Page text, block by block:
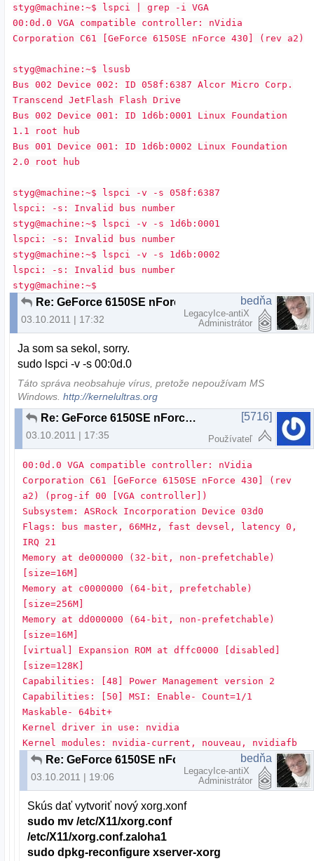
styg@machine:~$ lspci | grep -i VGA
00:0d.0 VGA compatible controller: nVidia
Corporation C61 [GeForce 6150SE nForce 430] (rev a2)
styg@machine:~$ lsusb
Bus 002 Device 002: ID 058f:6387 Alcor Micro Corp.
Transcend JetFlash Flash Drive
Bus 002 Device 001: ID 1d6b:0001 Linux Foundation
1.1 root hub
Bus 001 Device 001: ID 1d6b:0002 Linux Foundation
2.0 root hub
styg@machine:~$ lspci -v -s 058f:6387
lspci: -s: Invalid bus number
styg@machine:~$ lspci -v -s 1d6b:0001
lspci: -s: Invalid bus number
styg@machine:~$ lspci -v -s 1d6b:0002
lspci: -s: Invalid bus number
styg@machine:~$
03.10.2011 | 17:32
bedňa
LegacyIce-antiX
Administrátor
Ja som sa sekol, sorry.
sudo lspci -v -s 00:0d.0
Táto správa neobsahuje vírus, pretože nepoužívam MS
Windows.http://kernelultras.org
Re: GeForce 6150SE nForce 430 + ubuntu 11.04 resolution problem
03.10.2011 | 17:35
[5716]
Používateľ
00:0d.0 VGA compatible controller: nVidia
Corporation C61 [GeForce 6150SE nForce 430] (rev
a2) (prog-if 00 [VGA controller])
Subsystem: ASRock Incorporation Device 03d0
Flags: bus master, 66MHz, fast devsel, latency 0,
IRQ 21
Memory at de000000 (32-bit, non-prefetchable)
[size=16M]
Memory at c0000000 (64-bit, prefetchable)
[size=256M]
Memory at dd000000 (64-bit, non-prefetchable)
[size=16M]
[virtual] Expansion ROM at dffc0000 [disabled]
[size=128K]
Capabilities: [48] Power Management version 2
Capabilities: [50] MSI: Enable- Count=1/1
Maskable- 64bit+
Kernel driver in use: nvidia
Kernel modules: nvidia-current, nouveau, nvidiafb
03.10.2011 | 19:06
bedňa
LegacyIce-antiX
Administrátor
Skús dať vytvoriť nový xorg.xonf
sudo mv /etc/X11/xorg.conf
/etc/X11/xorg.conf.zaloha1
sudo dpkg-reconfigure xserver-xorg